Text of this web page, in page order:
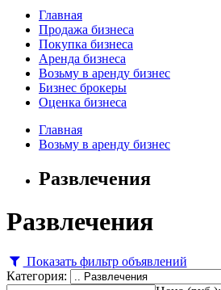
Главная
Продажа бизнеса
Покупка бизнеса
Аренда бизнеса
Возьму в аренду бизнес
Бизнес брокеры
Оценка бизнеса
Главная
Возьму в аренду бизнес
Развлечения
Развлечения
Показать фильтр объявлений
Категория: